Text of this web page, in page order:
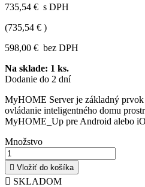
735,54 € s DPH
(735,54 € )
598,00 € bez DPH
Na sklade: 1 ks.
Dodanie do 2 dní
MyHOME Server je základný
ovládanie inteligentného domu
MyHOME_Up pre Android alebo
Množstvo
 Vložiť do košíka
 SKLADOM